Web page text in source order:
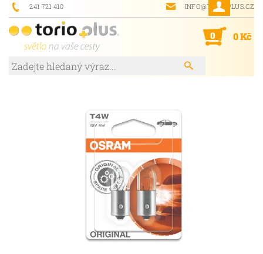
241 721 410 INFO@TORIOPLUS.CZ
0 0 Kč